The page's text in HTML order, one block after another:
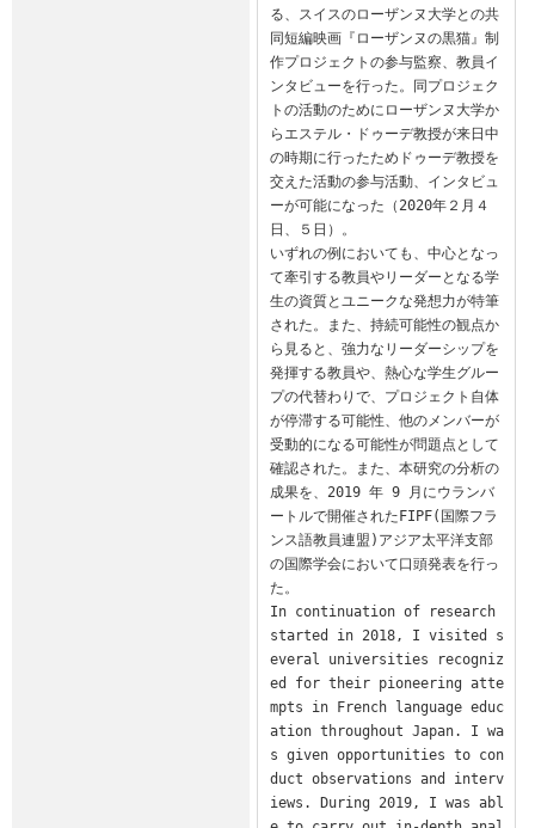
る、スイスのローザンヌ大学との共
同短編映画『ローザンヌの黒猫』制
作プロジェクトの参与監察、教員イ
ンタビューを行った。同プロジェク
トの活動のためにローザンヌ大学か
らエステル・ドゥーデ教授が来日中
の時期に行ったためドゥーデ教授を
交えた活動の参与活動、インタビュ
ーが可能になった（2020年２月４
日、５日）。
いずれの例においても、中心となっ
て牽引する教員やリーダーとなる学
生の資質とユニークな発想力が特筆
された。また、持続可能性の観点か
ら見ると、強力なリーダーシップを
発揮する教員や、熱心な学生グルー
プの代替わりで、プロジェクト自体
が停滞する可能性、他のメンバーが
受動的になる可能性が問題点として
確認された。また、本研究の分析の
成果を、2019 年 9 月にウランバ
ートルで開催されたFIPF(国際フラ
ンス語教員連盟)アジア太平洋支部
の国際学会において口頭発表を行っ
た。
In continuation of research
started in 2018, I visited s
everal universities recogniz
ed for their pioneering atte
mpts in French language educ
ation throughout Japan. I wa
s given opportunities to con
duct observations and interv
iews. During 2019, I was abl